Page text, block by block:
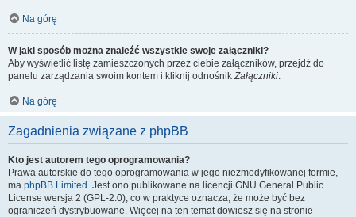
Na górę
W jaki sposób można znaleźć wszystkie swoje załączniki?
Aby wyświetlić listę zamieszczonych przez ciebie załączników, przejdź do
panelu zarządzania swoim kontem i kliknij odnośnikZałączniki.
Na górę
Zagadnienia związane z phpBB
Kto jest autorem tego oprogramowania?
Prawa autorskie do tego oprogramowania w jego niezmodyfikowanej formie,
ma phpBB Limited . Jest ono publikowane na licencji GNU General Public
License wersja 2 (GPL-2.0), co w praktyce oznacza, że może być bez
ograniczeń dystrybuowane. Więcej na ten temat dowiesz się na stronie